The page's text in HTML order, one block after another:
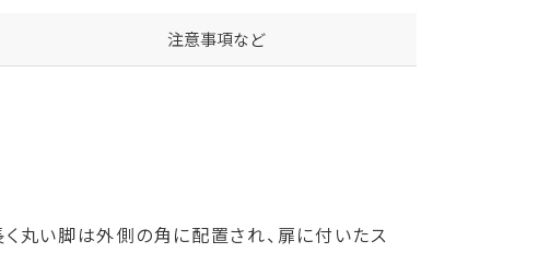
注意事項など
丸い脚は外側の角に配置され、扉に付いたス